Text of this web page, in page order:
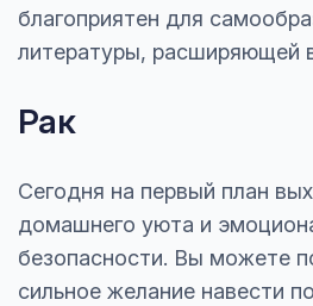
благоприятен для
литературы, расширяющей
Рак
Сегодня на первый план
домашнего уюта и
безопасности. Вы можете
сильное желание навести